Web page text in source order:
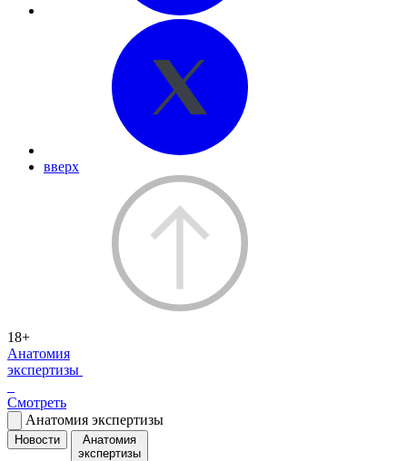
вверх
18+
Анатомия
экспертизы
Смотреть
Анатомия экспертизы
Новости
Анатомия
экспертизы